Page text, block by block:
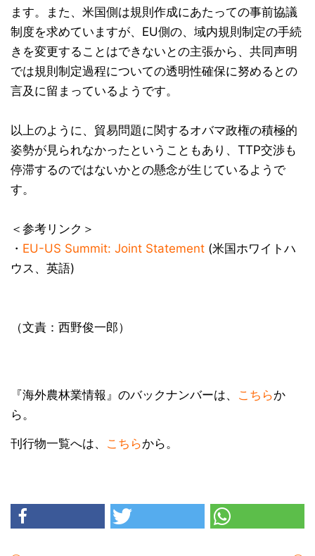
ます。また、米国側は規則作成にあたっての事前協議
制度を求めていますが、EU側の、域内規則制定の手続
きを変更することはできないとの主張から、共同声明
では規則制定過程についての透明性確保に努めるとの
言及に留まっているようです。
以上のように、貿易問題に関するオバマ政権の積極的
姿勢が見られなかったということもあり、TTP交渉も
停滞するのではないかとの懸念が生じているようで
す。
＜参考リンク＞
・ EU-US Summit: Joint Statement (米国ホワイトハ
ウス、英語)
（文責：西野俊一郎）
『海外農林業情報』のバックナンバーは、 こちらか
ら。
刊行物一覧へは、 こちらから。